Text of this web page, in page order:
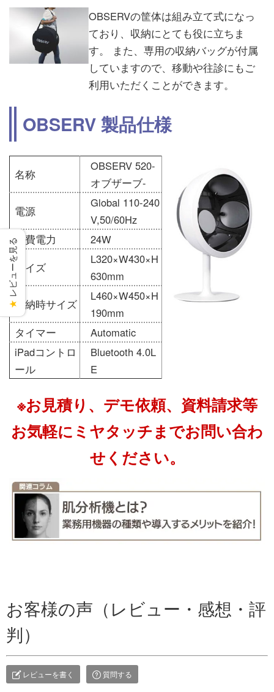
OBSERVの筐体は組み立て式になっ
ており、収納にとても役に立ちま
す。 また、専用の収納バッグが付属
していますので、移動や往診にもご
利用いただくことができます。
OBSERV 製品仕様
名称
OBSERV 520-
オブザーブ-
電源
Global 110-240
V,50/60Hz
消費電力
24W
サイズ
L320×W430×H
630mm
収納時サイズ
L460×W450×H
190mm
タイマー
Automatic
iPadコントロ
ール
Bluetooth 4.0L
E
※お見積り、デモ依頼、資料請求等
お気軽にミヤタッチまでお問い合わ
せください。
お客様の声（レビュー・感想・評
判）
レビューを書く 質問する
★
レビューを見る